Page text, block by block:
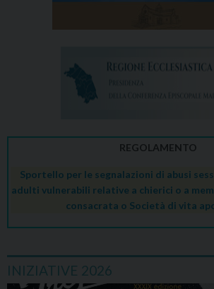
REGOLAMENTO
Sportello per le segnalazioni di abusi
adulti vulnerabili relative a chierici o a
consacrata o Società di vita
INIZIATIVE 2026